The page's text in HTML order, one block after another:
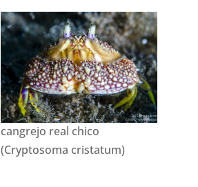
cangrejo real chico
(Cryptosoma cristatum)